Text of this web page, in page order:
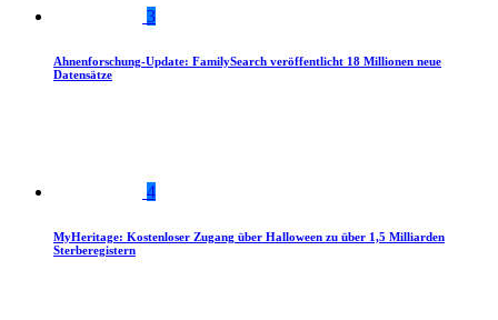
3
Ahnenforschung-Update: FamilySearch veröffentlicht 18 Millionen neue
Datensätze
4
MyHeritage: Kostenloser Zugang über Halloween zu über 1,5 Milliarden
Sterberegistern